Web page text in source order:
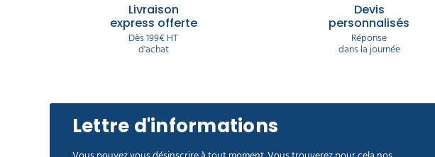
Livraison
express offerte
Dès 199€ HT
d'achat
Devis
personnalisés
Réponse
dans la journée
Lettre d'informations